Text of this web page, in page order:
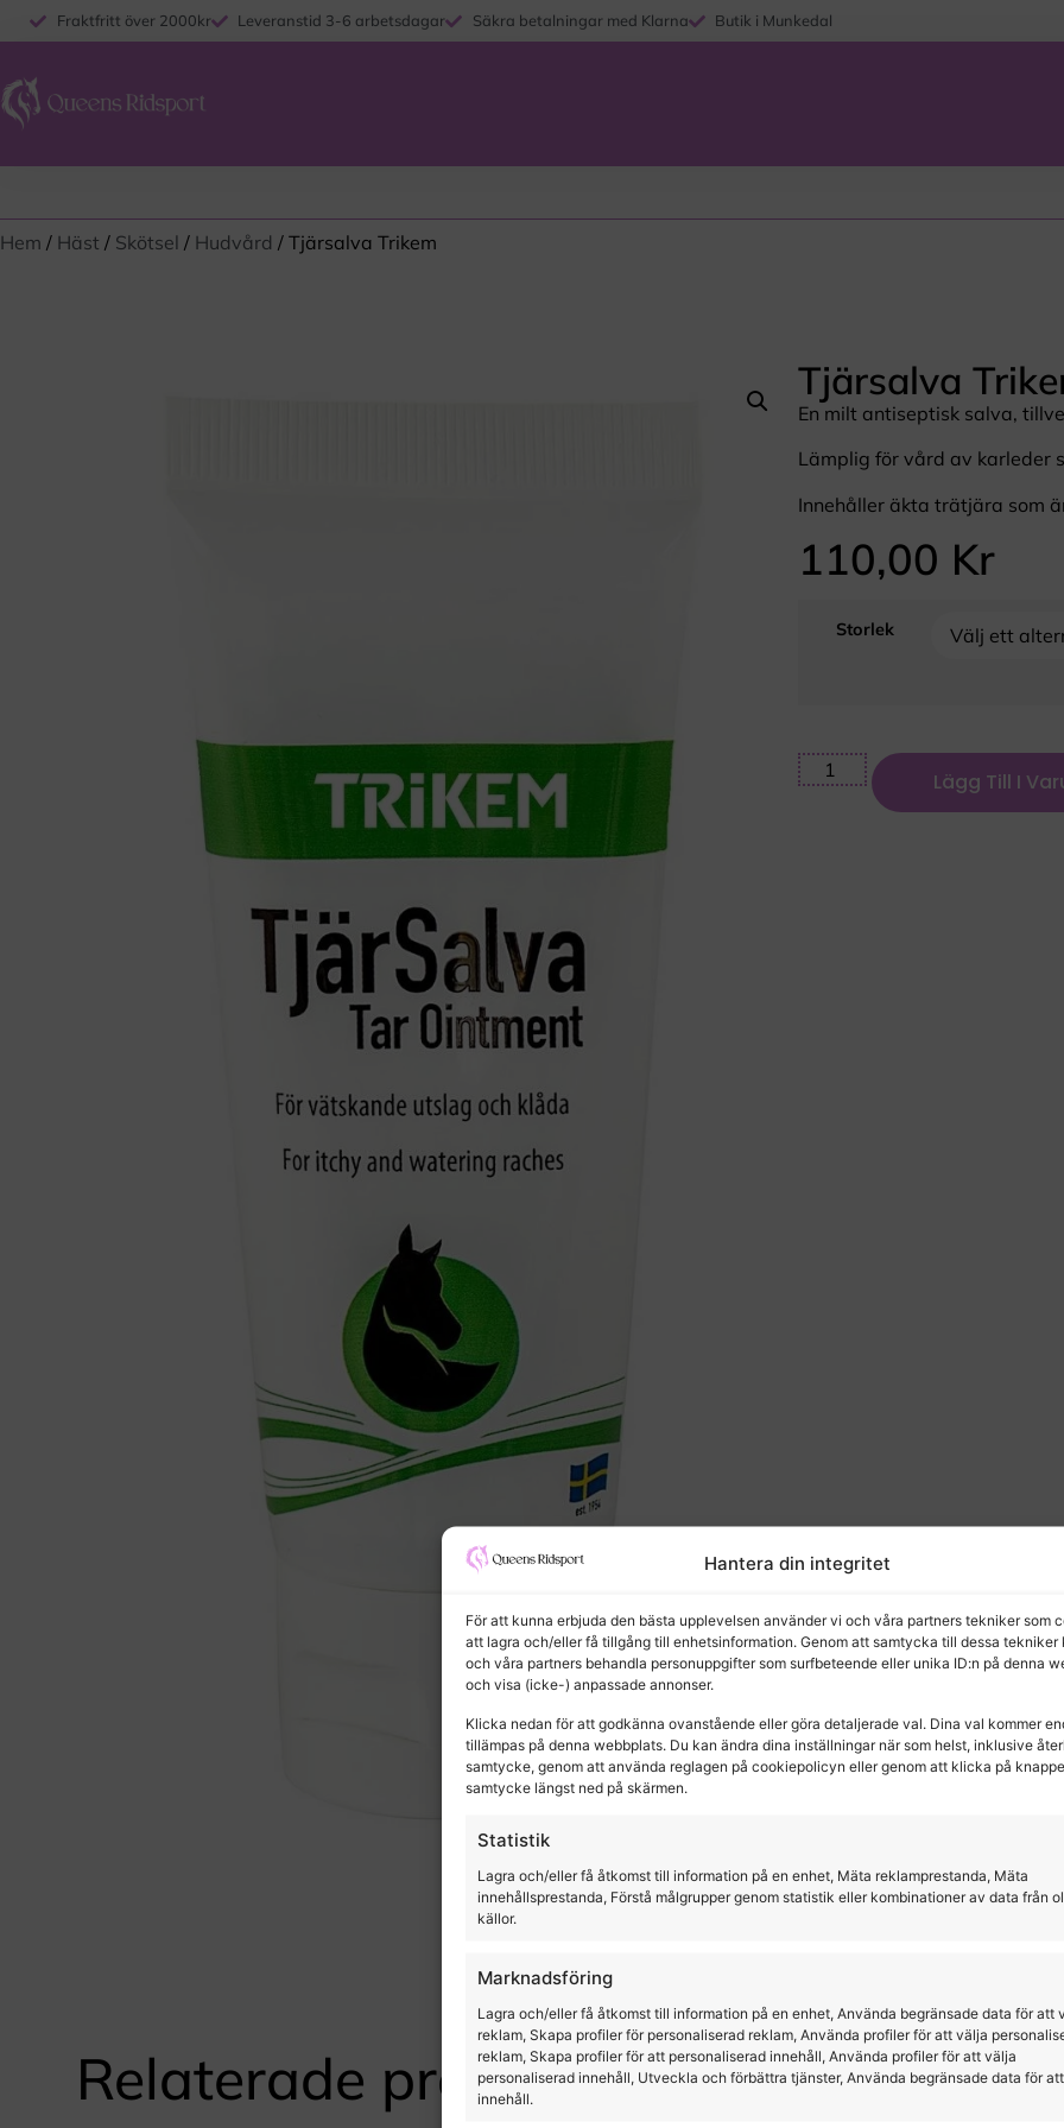
Hantera din integritet
För att kunna erbjuda den bästa upplevelsen använder vi och våra partners tekniker som
att lagra och/eller få tillgång till enhetsinformation. Genom att samtycka till dessa tekniker
och våra partners behandla personuppgifter som surfbeteende eller unika ID:n på denna
och visa (icke-) anpassade annonser.
Klicka nedan för att godkänna ovanstående eller göra detaljerade val. Dina val kommer
tillämpas på denna webbplats. Du kan ändra dina inställningar när som helst, inklusive
samtycke, genom att använda reglagen på cookiepolicyn eller genom att klicka på
samtycke längst ned på skärmen.
Statistik
Lagra och/eller få åtkomst till information på en enhet, Mäta reklamprestanda, Mäta
innehållsprestanda, Förstå målgrupper genom statistik eller kombinationer av data från
källor.
Marknadsföring
Lagra och/eller få åtkomst till information på en enhet, Använda begränsade data för att
reklam, Skapa profiler för personaliserad reklam, Använda profiler för att välja
reklam, Skapa profiler för att personaliserad innehåll, Använda profiler för att välja
personaliserad innehåll, Utveckla och förbättra tjänster, Använda begränsade data för
innehåll.
Fraktfritt över 2000kr Leveranstid 3-6 arbetsdagar Säkra betalningar med Klarna Butik i Munkedal
Hem / Häst / Skötsel / Hudvård / Tjärsalva Trikem
Tjärsalva
En milt antiseptisk salva,
Lämplig för vård av karleder
Innehåller äkta trätjära som
110,00 Kr
Storlek
Lägg Till I
Relaterade produkter